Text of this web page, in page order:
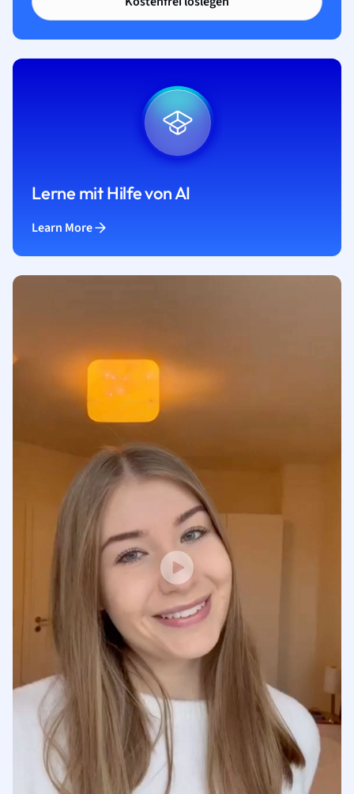
Lerne mit Hilfe von AI
Learn More